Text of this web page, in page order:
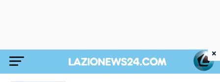
×